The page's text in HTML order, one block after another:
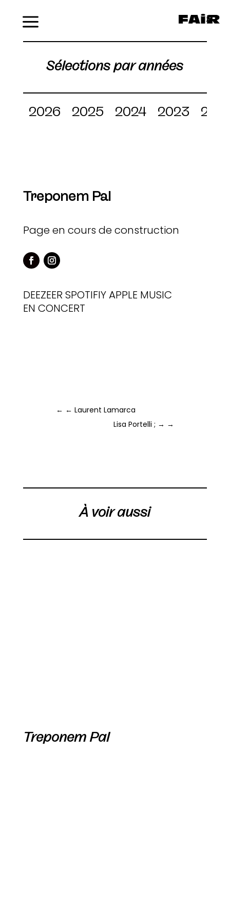
Sélections par années
2026 2025 2024 2023
Treponem Pal
Page en cours de construction
DEEZEER SPOTIFIYAPPLE MUSIC
EN CONCERT
← ← Laurent Lamarca
Lisa Portelli ; → →
À voir aussi
Treponem Pal